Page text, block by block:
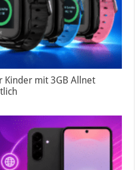
Kinder mit 3GB Allnet